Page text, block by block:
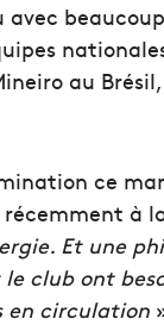
au
ce
à
Et une
club ont
en circulation